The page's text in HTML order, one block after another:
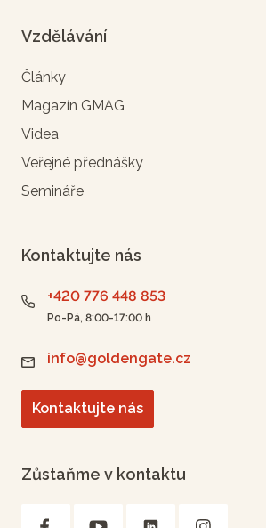
Vzdělávání
Články
Magazín GMAG
Videa
Veřejné přednášky
Semináře
Kontaktujte nás
+420 776 448 853
Po-Pá, 8:00-17:00 h
info@goldengate.cz
Kontaktujte nás
Zůstaňme v kontaktu